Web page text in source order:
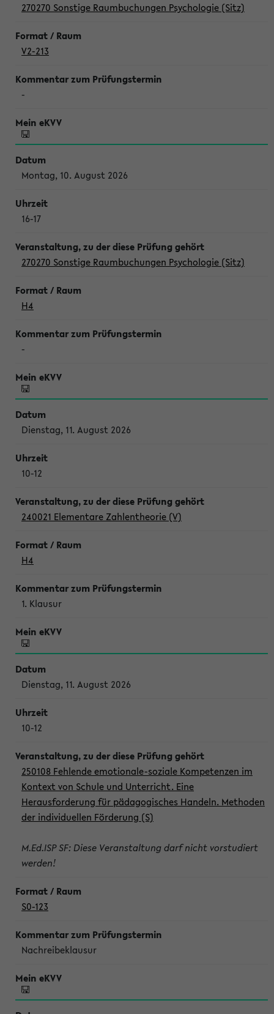
270270 Sonstige Raumbuchungen Psychologie (Sitz)
V2-213
-
Montag, 10. August 2026
16-17
270270 Sonstige Raumbuchungen Psychologie (Sitz)
H4
-
Dienstag, 11. August 2026
10-12
240021 Elementare Zahlentheorie (V)
H4
1. Klausur
Dienstag, 11. August 2026
10-12
250108 Fehlende emotionale-soziale Kompetenzen im
Kontext von Schule und Unterricht. Eine
Herausforderung für pädagogisches Handeln. Methoden
der individuellen Förderung (S)
M.Ed.ISP SF: Diese Veranstaltung darf nicht vorstudiert
werden!
S0-123
Nachreibeklausur